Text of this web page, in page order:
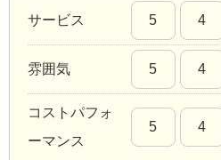
サービス 5 4
雰囲気 5 4
コストパフォ
ーマンス
5 4